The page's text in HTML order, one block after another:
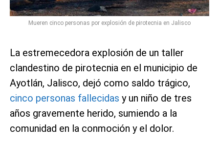
Mueren cinco personas por explosión de pirotecnia en Jalisco
La estremecedora explosión de un taller
clandestino de pirotecnia en el municipio de
Ayotlán, Jalisco, dejó como saldo trágico,
cinco personas fallecidas y un niño de tres
años gravemente herido, sumiendo a la
comunidad en la conmoción y el dolor.